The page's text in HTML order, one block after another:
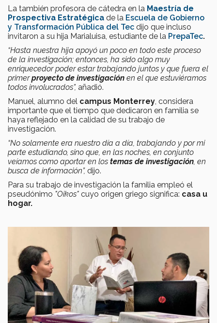
La también profesora de cátedra en la Maestría de
Prospectiva Estratégica de la Escuela de Gobierno
y Transformación Pública del Tec dijo que incluso
invitaron a su hija Marialuisa, estudiante de la PrepaTec.
“Hasta nuestra hija apoyó un poco en todo este proceso
de la investigación; entonces, ha sido algo muy
enriquecedor poder estar trabajando juntos y que fuera el
primerproyecto de investigación en el que estuviéramos
todos involucrados”, añadió.
Manuel, alumno del campus Monterrey, considera
importante que el tiempo que dedicaron en familia se
haya reflejado en la calidad de su trabajo de
investigación.
“No solamente era nuestro día a día, trabajando y por mi
parte estudiando, sino que, en las noches, en conjunto
veíamos como aportar en los temas de investigación, en
busca de información”, dijo.
Para su trabajo de investigación la familia empleó el
pseudónimo "Oikos" cuyo origen griego significa: casa u
hogar.